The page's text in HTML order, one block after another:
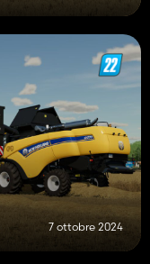
7 ottobre 2024